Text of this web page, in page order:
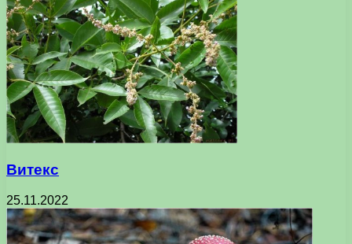
Витекс
25.11.2022